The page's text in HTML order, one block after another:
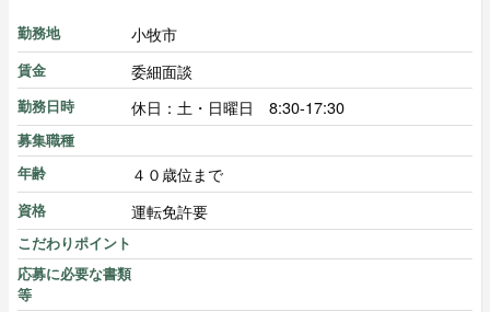
勤務地 小牧市
賃金 委細面談
勤務日時 休日：土・日曜日 8:30-17:30
募集職種
年齢
４０歳位まで
資格 運転免許要
こだわりポイント
応募に必要な書類
等